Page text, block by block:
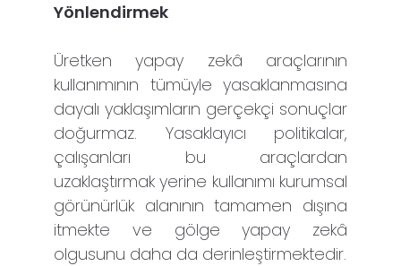
Yönlendirmek
Üretken yapay zekâ araçlarının
kullanımının tümüyle yasaklanmasına
dayalı yaklaşımların gerçekçi sonuçlar
doğurmaz. Yasaklayıcı politikalar,
çalışanları bu araçlardan
uzaklaştırmak yerine kullanımı kurumsal
görünürlük alanının tamamen dışına
itmekte ve gölge yapay zekâ
olgusunu daha da derinleştirmektedir.